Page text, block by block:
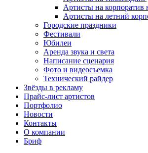
Артисты на корпоратив
Артисты на летний
Городские праздники
Фестивали
Юбилеи
Аренда звука и света
Написание сценария
Фото и видеосъемка
Технический райдер
Звёзды в рекламу
Прайс-лист артистов
Портфолио
Новости
Контакты
О компании
Бриф